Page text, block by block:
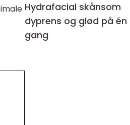
Hydrafacial skånsom
dyprens og glød på én
gang